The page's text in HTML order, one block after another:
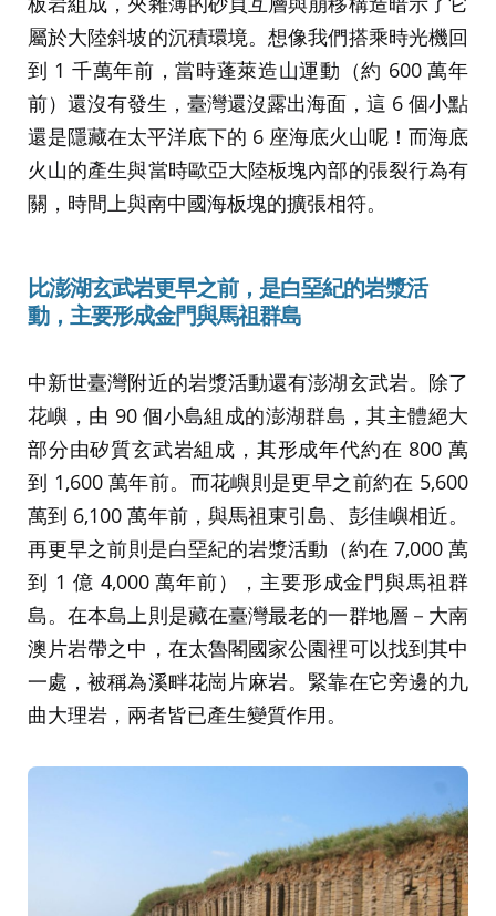
屬於大陸斜坡的沉積環境。想像我們搭乘時光機回
到 1 千萬年前，當時蓬萊造山運動（約 600 萬年
前）還沒有發生，臺灣還沒露出海面，這 6 個小點
還是隱藏在太平洋底下的 6 座海底火山呢！而海底
火山的產生與當時歐亞大陸板塊內部的張裂行為有
關，時間上與南中國海板塊的擴張相符。
比澎湖玄武岩更早之前，是白堊紀的岩漿活
動，主要形成金門與馬祖群島
中新世臺灣附近的岩漿活動還有澎湖玄武岩。除了
花嶼，由 90 個小島組成的澎湖群島，其主體絕大
部分由矽質玄武岩組成，其形成年代約在 800 萬
到 1,600 萬年前。而花嶼則是更早之前約在 5,600
萬到 6,100 萬年前，與馬祖東引島、彭佳嶼相近。
再更早之前則是白堊紀的岩漿活動（約在 7,000 萬
到 1 億 4,000 萬年前），主要形成金門與馬祖群
島。在本島上則是藏在臺灣最老的一群地層－大南
澳片岩帶之中，在太魯閣國家公園裡可以找到其中
一處，被稱為溪畔花崗片麻岩。緊靠在它旁邊的九
曲大理岩，兩者皆已產生變質作用。